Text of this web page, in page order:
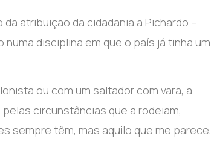
atribuição da cidadania a Pichardo –
disciplina em que o país já tinha um
ou com um saltador com vara, a
circunstâncias que a rodeiam,
sempre têm, mas aquilo que me parece,